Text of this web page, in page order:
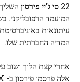
22 סי ג'יי פירסון
המועמד הרפובליקני.
עיתונאות
המדיה החברתית שלו.